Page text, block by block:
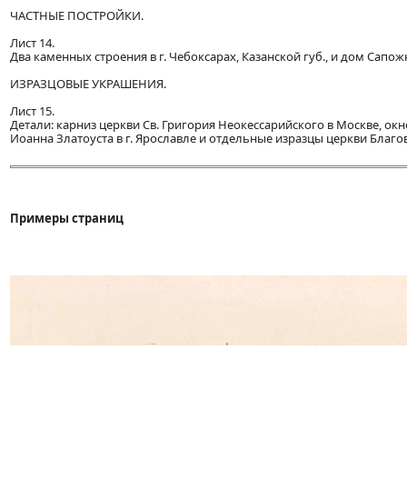
ЧАСТНЫЕ ПОСТРОЙКИ.
Лист 14.
Два каменных строения в г. Чебоксарах, Казанской губ., и дом
ИЗРАЗЦОВЫЕ УКРАШЕНИЯ.
Лист 15.
Детали: карниз церкви Св. Григория Неокессарийского в Москве,
Иоанна Златоуста в г. Ярославле и отдельные изразцы церкви
Примеры страниц